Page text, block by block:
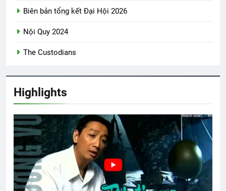
3 Years Ago
Tình em rứa đó
3 Years Ago
CSVSQ Trần Văn Tài K20
Biên bản tổng kết Đại Hội 2026
Nội Quy 2024
The Custodians
Highlights